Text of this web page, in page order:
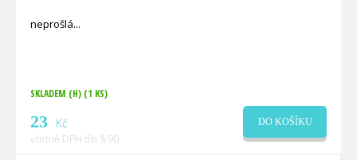
neprošlá
SKLADEM (H) (1 KS)
23 Kč
včetně DPH dle § 90
DO KOŠÍKU